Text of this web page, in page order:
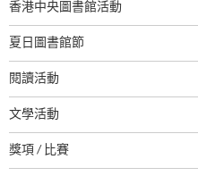
香港中央圖書館活動
夏日圖書館節
閱讀活動
文學活動
獎項 / 比賽